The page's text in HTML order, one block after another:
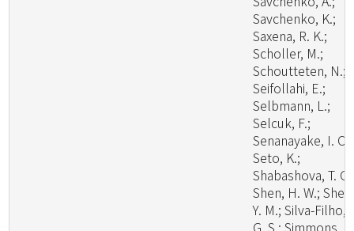
Savchenko, K.;
Saxena, R. K.;
Scholler, M.;
Schoutteten, N.;
Seifollahi, E.;
Selbmann, L.;
Selcuk, F.;
Senanayake, I. C.;
Seto, K.;
Shabashova, T.
Shen, H. W.;
Y. M.; Silva-Filho,
G. S.; Simmons,